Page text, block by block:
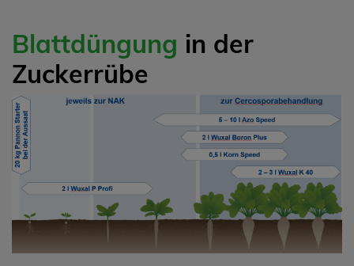
Blattdüngung in der
Zuckerrübe